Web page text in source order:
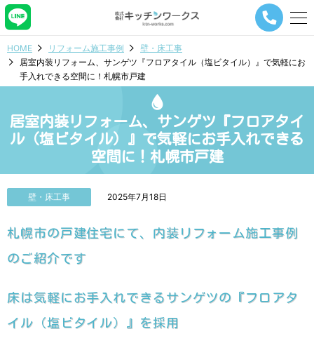
メ
ー
ビ
ョ
ン
タ
HOME リフォーム施工事例
壁・床工事
居室内装リフォーム、サンゲツ『フロアタイル（塩ビタイル）』で気軽にお
手入れできる空間に！札幌市戸建
居室内装リフォーム、サンゲツ『フロアタイ
ル（塩ビタイル）』で気軽にお手入れできる
空間に！札幌市戸建
壁・床工事 2025年7月18日
札幌市の戸建住宅にて、内装リフォーム施工事例
のご紹介です
床は気軽にお手入れできるサンゲツの『フロアタ
イル（塩ビタイル）』を採用